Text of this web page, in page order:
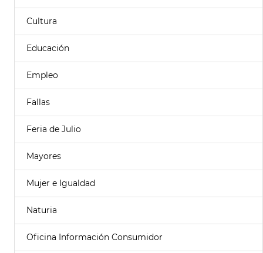
Cultura
Educación
Empleo
Fallas
Feria de Julio
Mayores
Mujer e Igualdad
Naturia
Oficina Información Consumidor